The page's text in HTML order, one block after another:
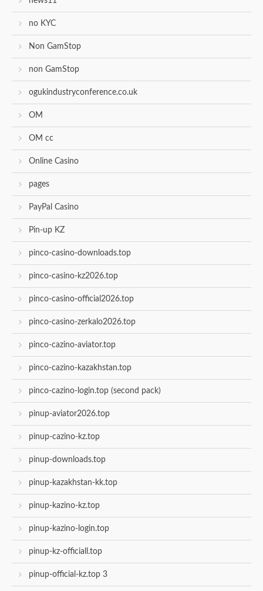
no KYC
Non GamStop
non GamStop
ogukindustryconference.co.uk
OM
OM cc
Online Casino
pages
PayPal Casino
Pin-up KZ
pinco-casino-downloads.top
pinco-casino-kz2026.top
pinco-casino-official2026.top
pinco-casino-zerkalo2026.top
pinco-cazino-aviator.top
pinco-cazino-kazakhstan.top
pinco-cazino-login.top (second pack)
pinup-aviator2026.top
pinup-cazino-kz.top
pinup-downloads.top
pinup-kazakhstan-kk.top
pinup-kazino-kz.top
pinup-kazino-login.top
pinup-kz-officiall.top
pinup-official-kz.top 3